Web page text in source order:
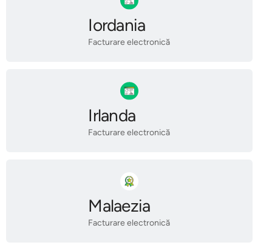
Iordania
Facturare electronică
Irlanda
Facturare electronică
Malaezia
Facturare electronică